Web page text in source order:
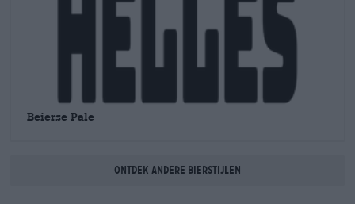
Beierse Pale
Ontdek andere bierstijlen